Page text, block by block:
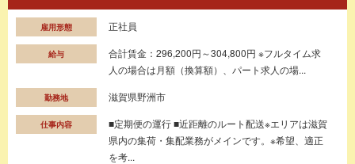
雇用形態 正社員
給与
合計賃金：296,200円～304,800円 ※フルタイム求
人の場合は月額（換算額）、パート求人の場...
勤務地 滋賀県野洲市
仕事内容
■定期便の運行 ■近距離のルート配送※エリアは滋賀
県内の集荷・集配業務がメインです。※希望、適正
を考...